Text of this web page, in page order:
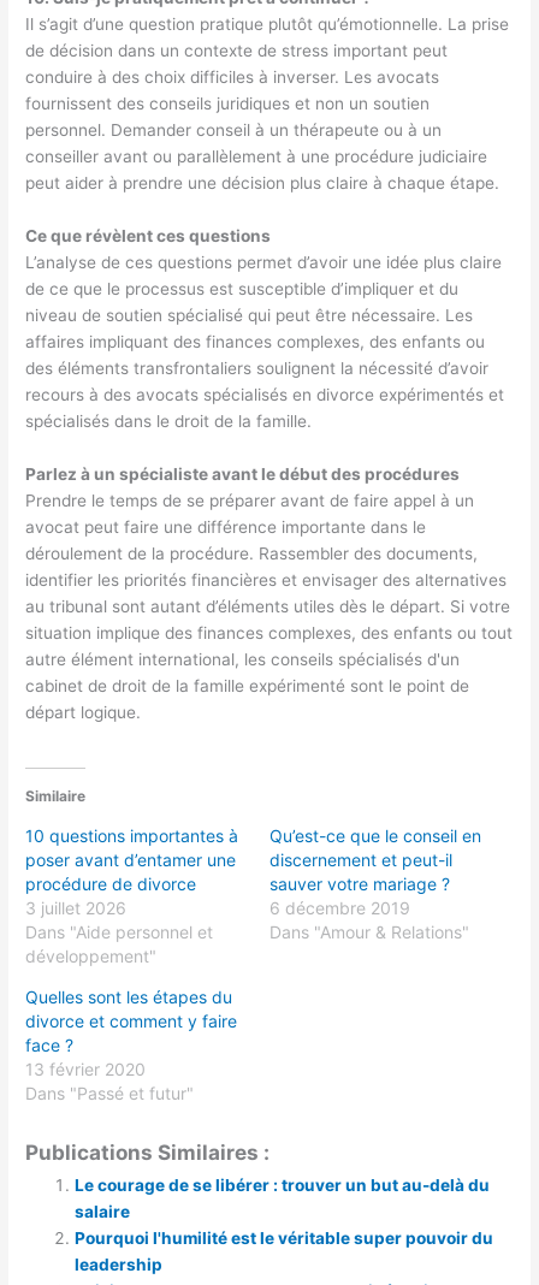
Il s’agit d’une question pratique plutôt qu’émotionnelle. La prise
de décision dans un contexte de stress important peut
conduire à des choix difficiles à inverser. Les avocats
fournissent des conseils juridiques et non un soutien
personnel. Demander conseil à un thérapeute ou à un
conseiller avant ou parallèlement à une procédure judiciaire
peut aider à prendre une décision plus claire à chaque étape.
Ce que révèlent ces questions
L’analyse de ces questions permet d’avoir une idée plus claire
de ce que le processus est susceptible d’impliquer et du
niveau de soutien spécialisé qui peut être nécessaire. Les
affaires impliquant des finances complexes, des enfants ou
des éléments transfrontaliers soulignent la nécessité d’avoir
recours à des avocats spécialisés en divorce expérimentés et
spécialisés dans le droit de la famille.
Parlez à un spécialiste avant le début des procédures
Prendre le temps de se préparer avant de faire appel à un
avocat peut faire une différence importante dans le
déroulement de la procédure. Rassembler des documents,
identifier les priorités financières et envisager des alternatives
au tribunal sont autant d’éléments utiles dès le départ. Si votre
situation implique des finances complexes, des enfants ou tout
autre élément international, les conseils spécialisés d'un
cabinet de droit de la famille expérimenté sont le point de
départ logique.
Similaire
10 questions importantes à
poser avant d’entamer une
procédure de divorce
3 juillet 2026
Dans "Aide personnel et
développement"
Qu’est-ce que le conseil en
discernement et peut-il
sauver votre mariage ?
6 décembre 2019
Dans "Amour & Relations"
Quelles sont les étapes du
divorce et comment y faire
face ?
13 février 2020
Dans "Passé et futur"
Publications Similaires :
Le courage de se libérer : trouver un but au-delà du
salaire
Pourquoi l'humilité est le véritable super pouvoir du
leadership